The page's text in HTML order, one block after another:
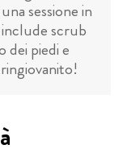
sessione in
scrub
dei piedi e